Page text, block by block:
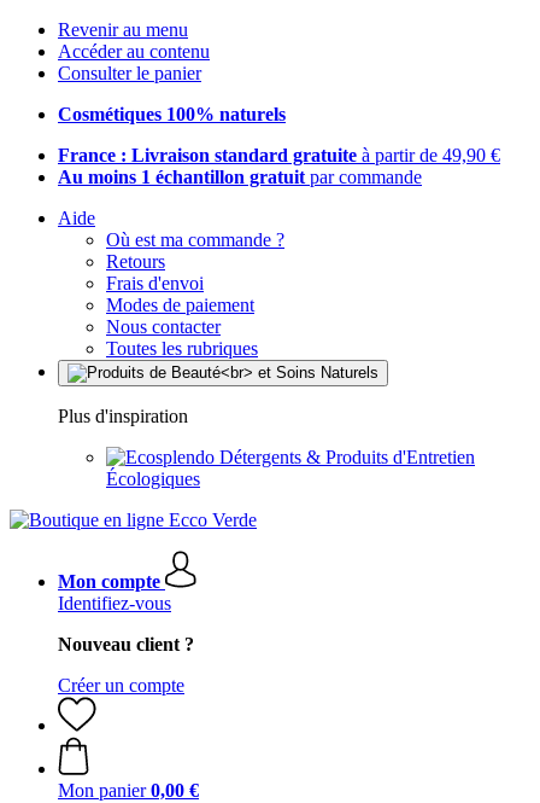
Revenir au menu
Accéder au contenu
Consulter le panier
Cosmétiques 100% naturels
France : Livraison standard gratuite à partir de 49,90 €
Au moins 1 échantillon gratuit par commande
Aide
Où est ma commande ?
Retours
Frais d'envoi
Modes de paiement
Nous contacter
Toutes les rubriques
Plus d'inspiration
Détergents & Produits d'Entretien
Écologiques
Mon compte
Identifiez-vous
Nouveau client ?
Créer un compte
Mon panier 0,00 €